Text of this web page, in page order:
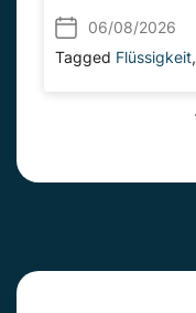
06/08/2026
Tagged Flüssigkeit,